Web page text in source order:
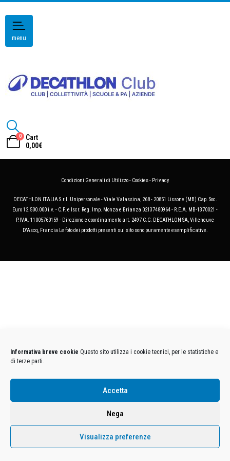
Informativa breve cookie Questo sito utilizza i cookie tecnici, per le statistiche e
di terze parti.
Accetta
Nega
Visualizza preferenze
menu
0
Cart
0,00€
Condizioni Generali di Utilizzo- Cookies- Privacy
DECATHLON ITALIA S.r.l. Unipersonale - Viale Valassina, 268 - 20851 Lissone (MB) Cap. Soc.
Euro 12.500.000 i.v. - C.F. e Iscr. Reg. Imp. Monza e Brianza 02137480964 - R.E.A. MB-1370021 -
P.IVA. 11005760159 - Direzione e coordinamento art. 2497 C.C. DECATHLON SA, Villeneuve
D'Ascq, Francia Le foto dei prodotti presenti sul sito sono puramente esemplificative.